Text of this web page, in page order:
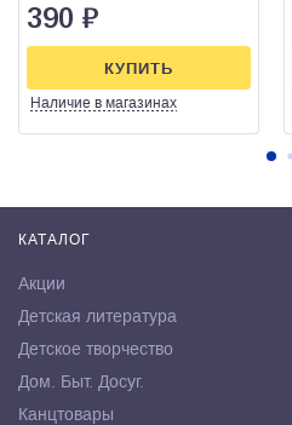
390 ₽
Наличие в магазинах
КУПИТЬ
КАТАЛОГ
Акции
Детская литература
Детское творчество
Дом. Быт. Досуг.
Канцтовары